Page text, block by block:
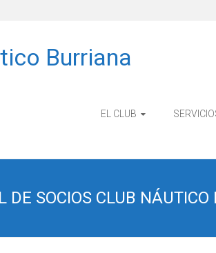
Burriana
EL CLUB
DE SOCIOS CLUB